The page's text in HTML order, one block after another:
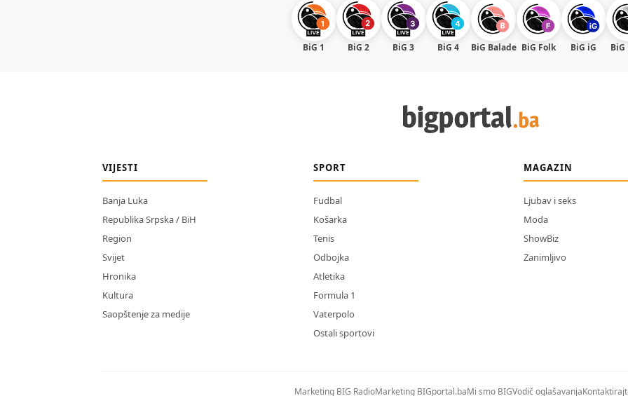
BiG 1 BiG 2 BiG 3 BiG 4 BiG Balade BiG Folk BiG iG BiG
VIJESTI
Banja Luka
Republika Srpska / BiH
Region
Svijet
Hronika
Kultura
Saopštenje za medije
SPORT
Fudbal
Košarka
Tenis
Odbojka
Atletika
Formula 1
Vaterpolo
Ostali sportovi
MAGAZIN
Ljubav i seks
Moda
ShowBiz
Zanimljivo
Marketing BIG RadioMarketing BIGportal.baMi smo BIGVodič oglašavanja